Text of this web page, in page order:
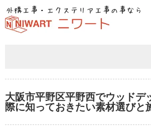
大阪市平野区平野西でウッドデ
際に知っておきたい素材選びと